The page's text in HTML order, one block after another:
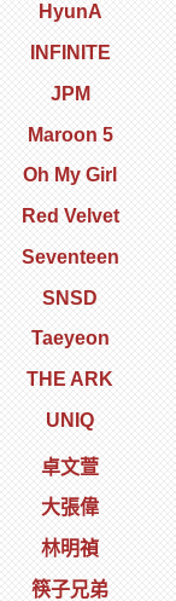
HyunA
INFINITE
JPM
Maroon 5
Oh My Girl
Red Velvet
Seventeen
SNSD
Taeyeon
THE ARK
UNIQ
卓文萱
大張偉
林明禎
筷子兄弟